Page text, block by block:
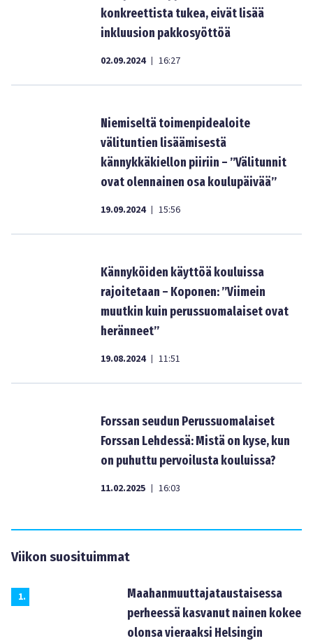
konkreettista tukea, eivät lisää
inkluusion pakkosyöttöä
02.09.2024 | 16:27
Niemiseltä toimenpidealoite
välituntien lisäämisestä
kännykkäkiellon piiriin – ”Välitunnit
ovat olennainen osa koulupäivää”
19.09.2024 | 15:56
Kännyköiden käyttöä kouluissa
rajoitetaan – Koponen: ”Viimein
muutkin kuin perussuomalaiset ovat
heränneet”
19.08.2024 | 11:51
Forssan seudun Perussuomalaiset
Forssan Lehdessä: Mistä on kyse, kun
on puhuttu pervoilusta kouluissa?
11.02.2025 | 16:03
Viikon suosituimmat
1.
Maahanmuuttajataustaisessa
perheessä kasvanut nainen kokee
olonsa vieraaksi Helsingin